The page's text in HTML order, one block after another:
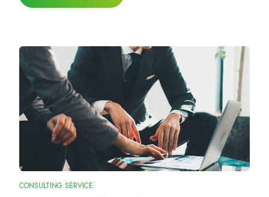
CONSULTING SERVICE